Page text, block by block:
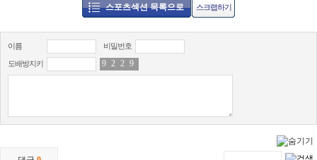
스포츠섹션 목록으로 스크랩하기